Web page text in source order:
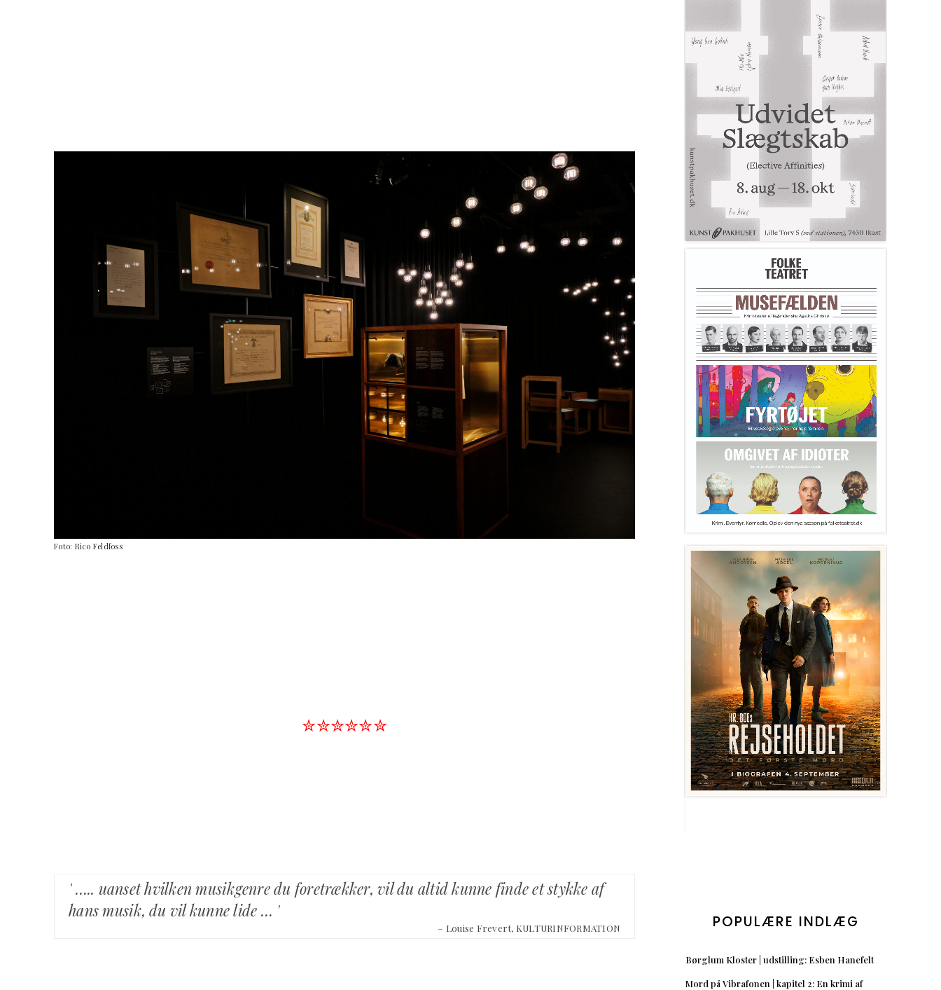
Foto: Rico Feldfoss
✮✮✮✮✮✮
' ….. uanset hvilken musikgenre du foretrækker, vil du altid kunne finde et stykke af
hans musik, du vil kunne lide … '
– Louise Frevert, KULTURINFORMATION POPULÆRE INDLÆG
Børglum Kloster | udstilling: Esben Hanefelt
Mord på Vibrafonen | kapitel 2: En krimi af